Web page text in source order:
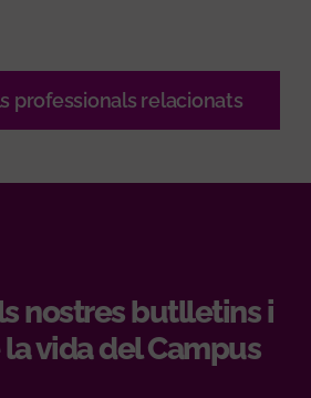
professionals relacionats
nostres butlletins i
vida del Campus